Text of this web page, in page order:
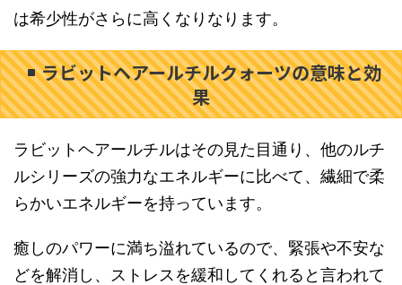
は希少性がさらに高くなりなります。
ラビットヘアールチルクォーツの意味と効
果
ラビットヘアールチルはその見た目通り、他のルチ
ルシリーズの強力なエネルギーに比べて、繊細で柔
らかいエネルギーを持っています。
癒しのパワーに満ち溢れているので、緊張や不安な
どを解消し、ストレスを緩和してくれると言われて